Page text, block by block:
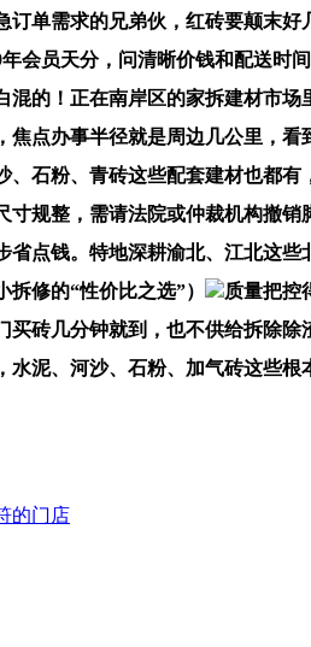
单需求的兄弟伙，红砖要颠末
会员天分，问清晰价钱和配送时
混的！正在南岸区的家拆建材市
点办事半径就是周边几公里，
石粉、青砖这些配套建材也都
规整，需请法院或仲裁机构撤
点钱。特地深耕渝北、江北这
修的“性价比之选”）
质量把控
砖几分钟就到，也不供给拆除
泥、河沙、石粉、加气砖这些
的门店